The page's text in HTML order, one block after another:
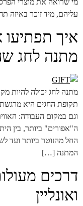
עליהם, מיד זוכר באיזה
איך
מתנה לחג
מתנה לחג יכולה להיות
תקופת החגים היא
וגם במקום העבודה:
ה"אפורים" ביותר, בין
החל מהזוטר ביותר ועד
המתנה […]
דרכים
ואונליין